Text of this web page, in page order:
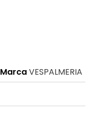
MarcaVESPALMERIA